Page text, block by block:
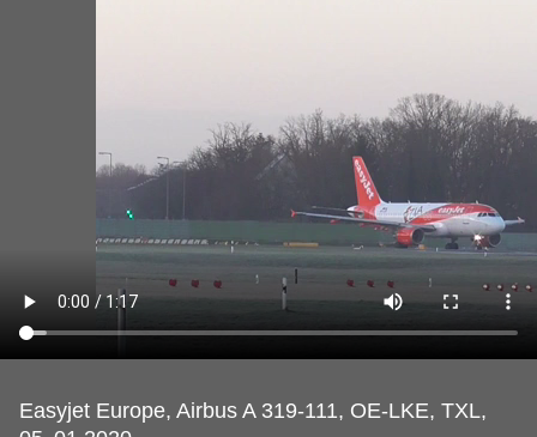
Easyjet Europe, Airbus A 319-111, OE-LKE, TXL,